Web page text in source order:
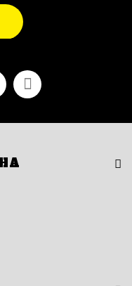
Instagram